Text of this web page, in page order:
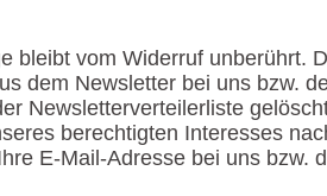
vom Widerruf unberührt.
dem Newsletter bei uns bzw.
Newsletterverteilerliste
berechtigten Interesses
E-Mail-Adresse bei uns bzw.